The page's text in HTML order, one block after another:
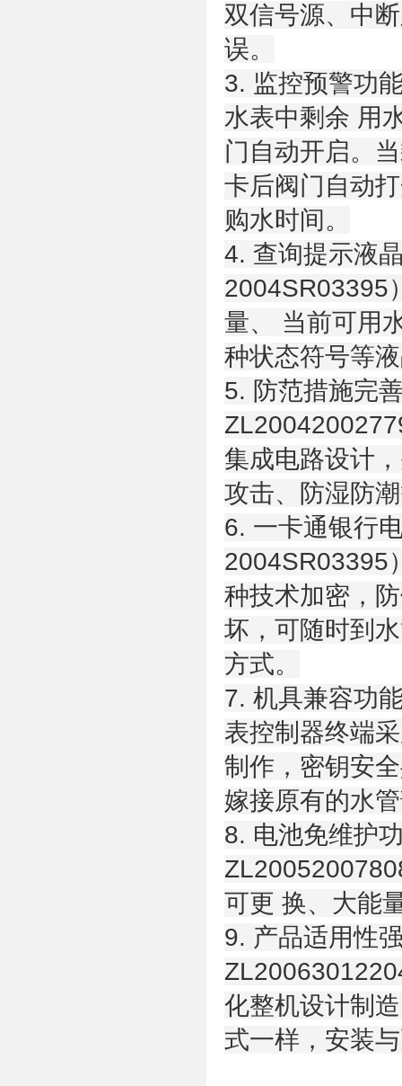
双信号源、中
误。
3. 监控预警功
水表中剩余 用
门自动开启。
卡后阀门自动
购水时间。
4. 查询提示液
2004SR03395
量、 当前可用
种状态符号等
5. 防范措施完
集成电路设计
攻击、防湿防
6. 一卡通银行
2004SR03395
种技术加密，
坏，可随时到
方式。
7. 机具兼容功
表控制器终端
制作，密钥安
嫁接原有的水
8. 电池免维护
可更 换、大能
9. 产品适用性
化整机设计制
式一样，安装